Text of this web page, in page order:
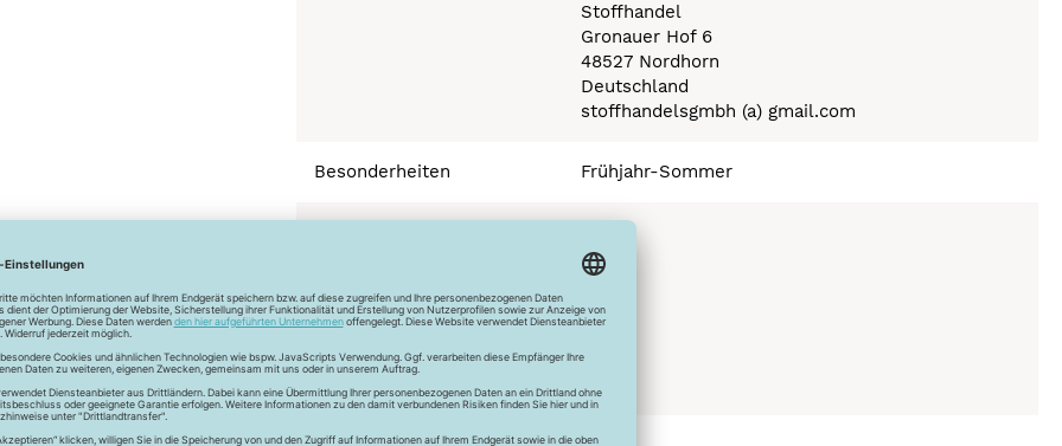
Stoffhandel
Gronauer Hof 6
48527 Nordhorn
Deutschland
stoffhandelsgmbh (a) gmail.com
Besonderheiten Frühjahr-Sommer
Normalwäsche 40°C
Trocknen normal